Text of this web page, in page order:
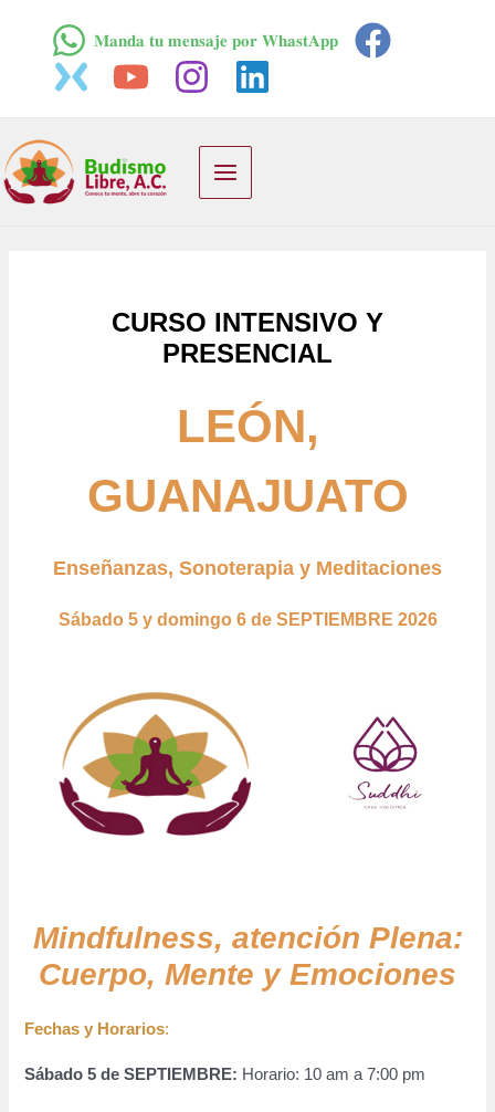
contenido
𝐌𝐚𝐧𝐝𝐚 𝐭𝐮 𝐦𝐞𝐧𝐬𝐚𝐣𝐞 𝐩𝐨𝐫 𝐖𝐡𝐚𝐬𝐭𝐀𝐩𝐩
Main
CURSO INTENSIVO Y
PRESENCIAL
LEÓN,
GUANAJUATO
Enseñanzas, Sonoterapia y Meditaciones
Sábado 5 y domingo 6 de SEPTIEMBRE 2026
Mindfulness, atención Plena:
Cuerpo, Mente y Emociones
Fechas y Horarios:
Sábado 5 de SEPTIEMBRE: Horario: 10 am a 7:00 pm